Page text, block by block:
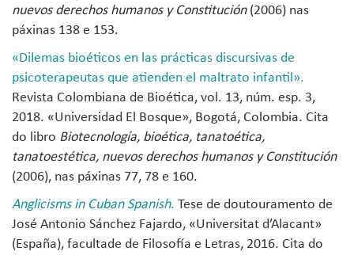
nuevos derechos humanos y Constitución(2006) nas
páxinas 138 e 153.
«Dilemas bioéticos en las prácticas discursivas de
psicoterapeutas que atienden el maltrato infantil ».
Revista Colombiana de Bioética, vol. 13, núm. esp. 3,
2018. «Universidad El Bosque», Bogotá, Colombia. Cita
do libro Biotecnología, bioética, tanatoética,
tanatoestética, nuevos derechos humanos y Constitución
(2006), nas páxinas 77, 78 e 160.
Anglicisms in Cuban Spanish. Tese de doutouramento de
José Antonio Sánchez Fajardo, «Universitat d’Alacant»
(España), facultade de Filosofía e Letras, 2016. Cita do